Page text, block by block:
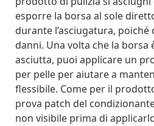
esporre la borsa al sole
durante l’asciugatura,
danni. Una volta che la borsa
asciutta, puoi applicare un
per pelle per aiutare a
flessibile. Come per il
prova patch del
non visibile prima di